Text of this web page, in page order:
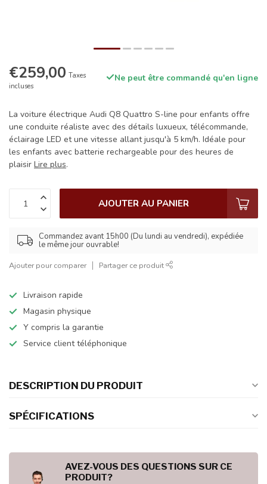
€259,00 Taxes
incluses
Ne peut être commandé qu'en ligne
La voiture électrique Audi Q8 Quattro S-line pour enfants offre
une conduite réaliste avec des détails luxueux, télécommande,
éclairage LED et une vitesse allant jusqu'à 5 km/h. Idéale pour
les enfants avec batterie rechargeable pour des heures de
plaisir Lire plus.
AJOUTER AU PANIER
Commandez avant 15h00 (Du lundi au vendredi), expédiée
le même jour ouvrable!
Ajouter pour comparer Partager ce produit
Livraison rapide
Magasin physique
Y compris la garantie
Service client téléphonique
DESCRIPTION DU PRODUIT
SPÉCIFICATIONS
AVEZ-VOUS DES QUESTIONS SUR CE
PRODUIT?